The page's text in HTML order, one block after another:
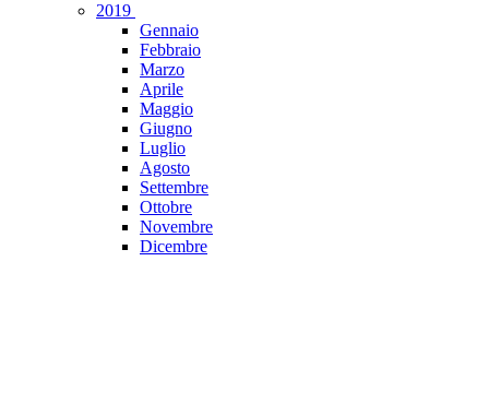
2019
Gennaio
Febbraio
Marzo
Aprile
Maggio
Giugno
Luglio
Agosto
Settembre
Ottobre
Novembre
Dicembre